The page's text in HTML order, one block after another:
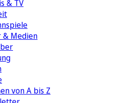
& TV
& Medien
von A bis Z